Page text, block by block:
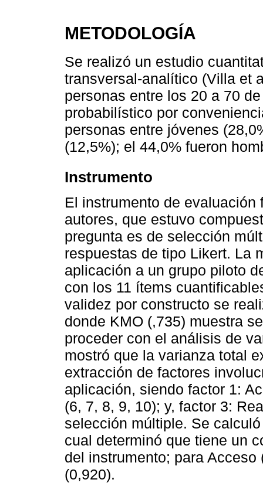
METODOLOGÍA
Se realizó un estudio
transversal-analítico (Villa et
personas entre los 20 a 70
probabilístico por
personas entre jóvenes
(12,5%); el 44,0% fueron
Instrumento
El instrumento de
autores, que estuvo
pregunta es de selección
respuestas de tipo Likert. La
aplicación a un grupo piloto
con los 11 ítems
validez por constructo se
donde KMO (,735) muestra
proceder con el análisis de
mostró que la varianza total
extracción de factores
aplicación, siendo factor 1:
(6, 7, 8, 9, 10); y, factor 3:
selección múltiple. Se
cual determinó que tiene un
del instrumento; para
(0,920).